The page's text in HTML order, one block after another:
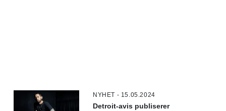
NYHET - 15.05.2024
Detroit-avis publiserer